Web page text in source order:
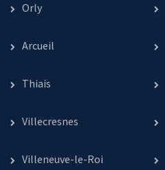
Orly
Arcueil
Thiais
Villecresnes
Villeneuve-le-Roi